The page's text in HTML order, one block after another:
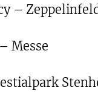
– Zeppelinfeld
Messe